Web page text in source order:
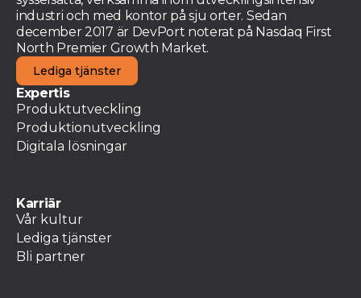
industri och med kontor på sju orter. Sedan
december 2017 är DevPort noterat på Nasdaq First
North Premier Growth Market.
Lediga tjänster
Expertis
Produktutveckling
Produktionutveckling
Digitala lösningar
Karriär
Vår kultur
Lediga tjänster
Bli partner